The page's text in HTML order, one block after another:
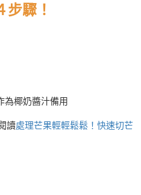
步驟！
為椰奶醬汁備用
讀處理芒果輕輕鬆鬆！快速切芒